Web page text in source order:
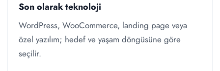
Son olarak teknoloji
WordPress, WooCommerce, landing page veya
özel yazılım; hedef ve yaşam döngüsüne göre
seçilir.